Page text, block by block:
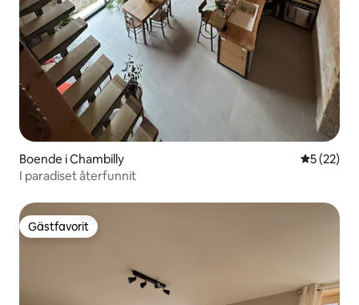
Boende i Chambilly 5 av 5 i
5 (22)
I paradiset återfunnit
Gästfavorit
Gästfavorit